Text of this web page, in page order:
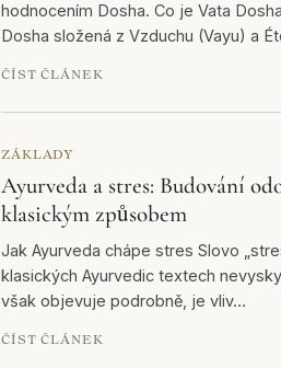
hodnocením Dosha. Co je Vata
Dosha složená z Vzduchu (Vayu) a
ČÍST ČLÁNEK
ZÁKLADY
Ayurveda a stres: Budování
klasickým způsobem
Jak Ayurveda chápe stres Slovo
klasických Ayurvedic textech
však objevuje podrobně, je vliv…
ČÍST ČLÁNEK